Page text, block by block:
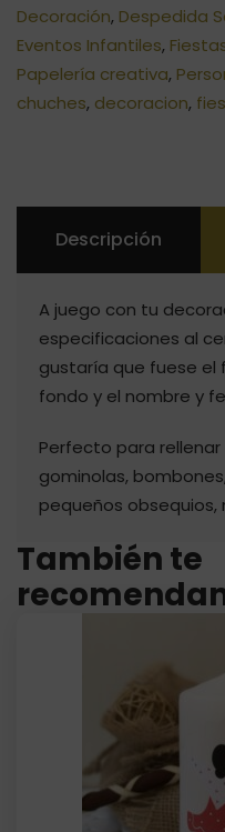
Decoración, Despedida
Eventos Infantiles,
Papelería creativa,
chuches, decoracion,
Descripción
A juego con tu
especificaciones al
gustaría que fuese el
fondo y el nombre y
Perfecto para
gominolas,
pequeños obsequios,
También te